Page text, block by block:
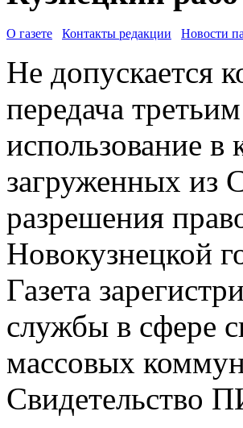
О газете Контакты редакции Новости
Не допускается
передача
использование в
загруженных из
разрешения
Новокузнецкой
Газета
службы в сфере
массовых
Свидетельство